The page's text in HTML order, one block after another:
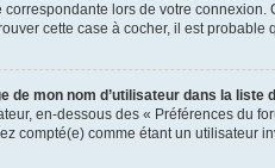
lors de votre
cette case à cocher, il est
de mon nom d’utilisateur dans la liste
en-dessous des « Préférences du
compté(e) comme étant un utilisateur